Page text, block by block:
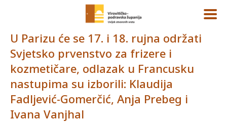
U Parizu će se 17. i 18. rujna održati
Svjetsko prvenstvo za frizere i
kozmetičare, odlazak u Francusku
nastupima su izborili: Klaudija
Fadljević-Gomerčić, Anja Prebeg i
Ivana Vanjhal